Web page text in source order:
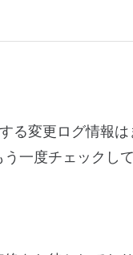
る変更ログ情報
一度チェックし